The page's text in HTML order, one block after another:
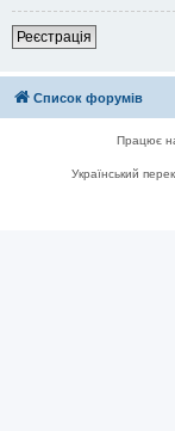
Реєстрація
Список форумів
Працює
Український